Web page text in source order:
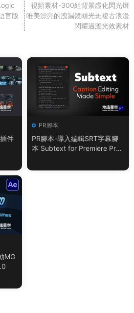
言版
視頻素材-300組背景虛化閃光燈
唯美漂亮的洩漏鏡頭光斑複古浪漫
閃耀過渡光效素材
件
PR腳本
PR腳本-導入編輯SRT字幕腳
本 Subtext for Premiere Pro
MG